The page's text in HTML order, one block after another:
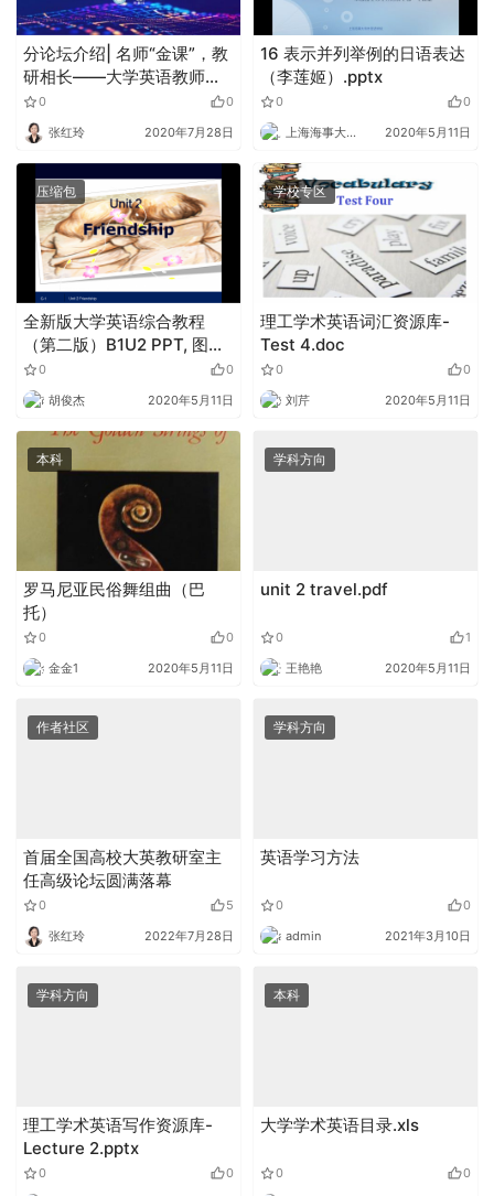
分论坛介绍| 名师“金课”，教
研相长——大学英语教师发
展论坛（二）
0 0
张红玲 2020年7月28日
16 表示并列举例的日语表达
（李莲姬）.pptx
0 0
上海海事大学外语 2020年5月11日
压缩包
全新版大学英语综合教程
（第二版）B1U2 PPT, 图
片，文档.zip
0 0
胡俊杰 2020年5月11日
学校专区
理工学术英语词汇资源库-
Test 4.doc
0 0
刘芹 2020年5月11日
本科
罗马尼亚民俗舞组曲（巴
托）
0 0
金金1 2020年5月11日
学科方向
unit 2 travel.pdf
0 1
王艳艳 2020年5月11日
作者社区
首届全国高校大英教研室主
任高级论坛圆满落幕
0 5
张红玲 2022年7月28日
学科方向
英语学习方法
0 0
admin 2021年3月10日
学科方向
理工学术英语写作资源库-
Lecture 2.pptx
0 0
本科
大学学术英语目录.xls
0 0